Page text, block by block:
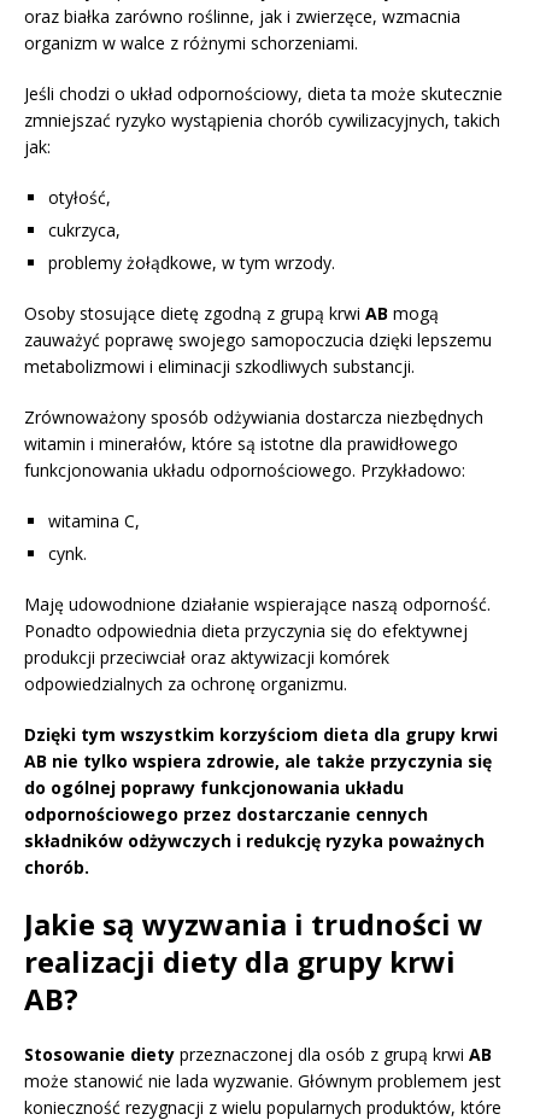
oraz białka zarówno roślinne, jak i zwierzęce, wzmacnia
organizm w walce z różnymi schorzeniami.
Jeśli chodzi o układ odpornościowy, dieta ta może skutecznie
zmniejszać ryzyko wystąpienia chorób cywilizacyjnych, takich
jak:
otyłość,
cukrzyca,
problemy żołądkowe, w tym wrzody.
Osoby stosujące dietę zgodną z grupą krwi AB mogą
zauważyć poprawę swojego samopoczucia dzięki lepszemu
metabolizmowi i eliminacji szkodliwych substancji.
Zrównoważony sposób odżywiania dostarcza niezbędnych
witamin i minerałów, które są istotne dla prawidłowego
funkcjonowania układu odpornościowego. Przykładowo:
witamina C,
cynk.
Maję udowodnione działanie wspierające naszą odporność.
Ponadto odpowiednia dieta przyczynia się do efektywnej
produkcji przeciwciał oraz aktywizacji komórek
odpowiedzialnych za ochronę organizmu.
Dzięki tym wszystkim korzyściom dieta dla grupy krwi
AB nie tylko wspiera zdrowie, ale także przyczynia się
do ogólnej poprawy funkcjonowania układu
odpornościowego przez dostarczanie cennych
składników odżywczych i redukcję ryzyka poważnych
chorób.
Jakie są wyzwania i trudności w
realizacji diety dla grupy krwi
AB?
Stosowanie diety przeznaczonej dla osób z grupą krwi AB
może stanowić nie lada wyzwanie. Głównym problemem jest
konieczność rezygnacji z wielu popularnych produktów, które